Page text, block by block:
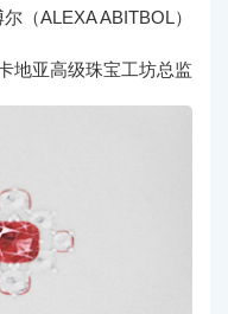
（ALEXA ABITBOL）
地亚高级珠宝工坊总监